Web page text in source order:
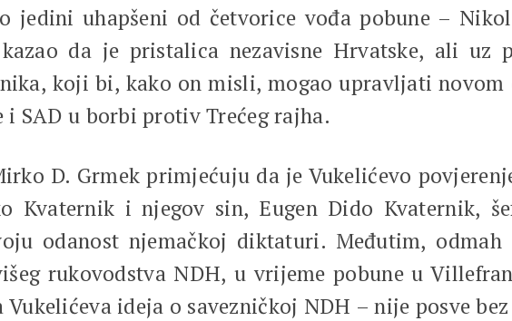
jedini uhapšeni od četvorice vođa pobune –
da je pristalica nezavisne Hrvatske, ali uz
koji bi, kako on misli, mogao upravljati
SAD u borbi protiv Trećeg rajha.
D. Grmek primjećuju da je Vukelićevo
Kvaternik i njegov sin, Eugen Dido Kvaternik,
odanost njemačkoj diktaturi. Međutim,
rukovodstva NDH, u vrijeme pobune u
Vukelićeva ideja o savezničkoj NDH – nije posve